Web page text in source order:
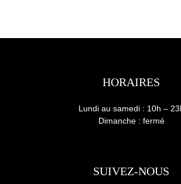
HORAIRES
SUIVEZ-NOUS
Lundi au samedi : 10h –
Dimanche : fermé